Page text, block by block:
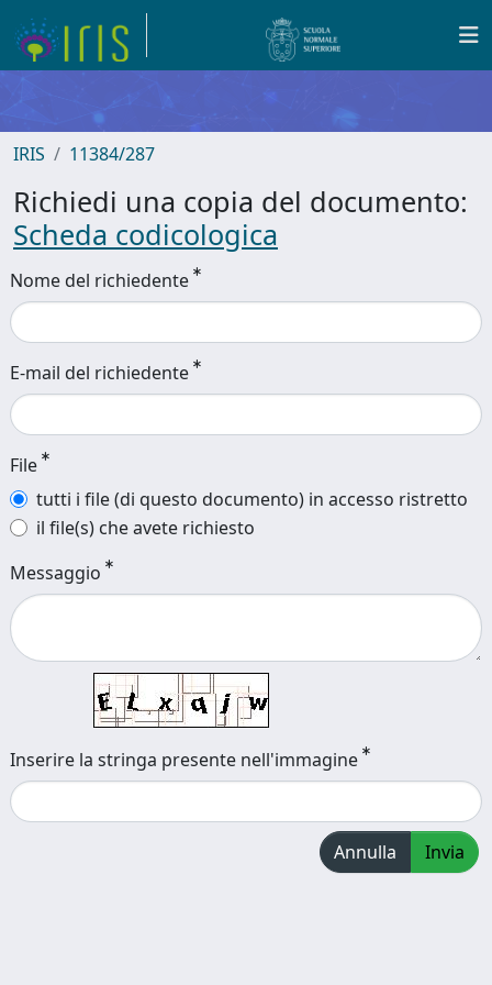
IRIS 11384/287
Richiedi una copia del documento:
Scheda codicologica
Nome del richiedente
E-mail del richiedente
File
tutti i file (di questo documento) in accesso ristretto
il file(s) che avete richiesto
Messaggio
Inserire la stringa presente nell'immagine
Annulla Invia